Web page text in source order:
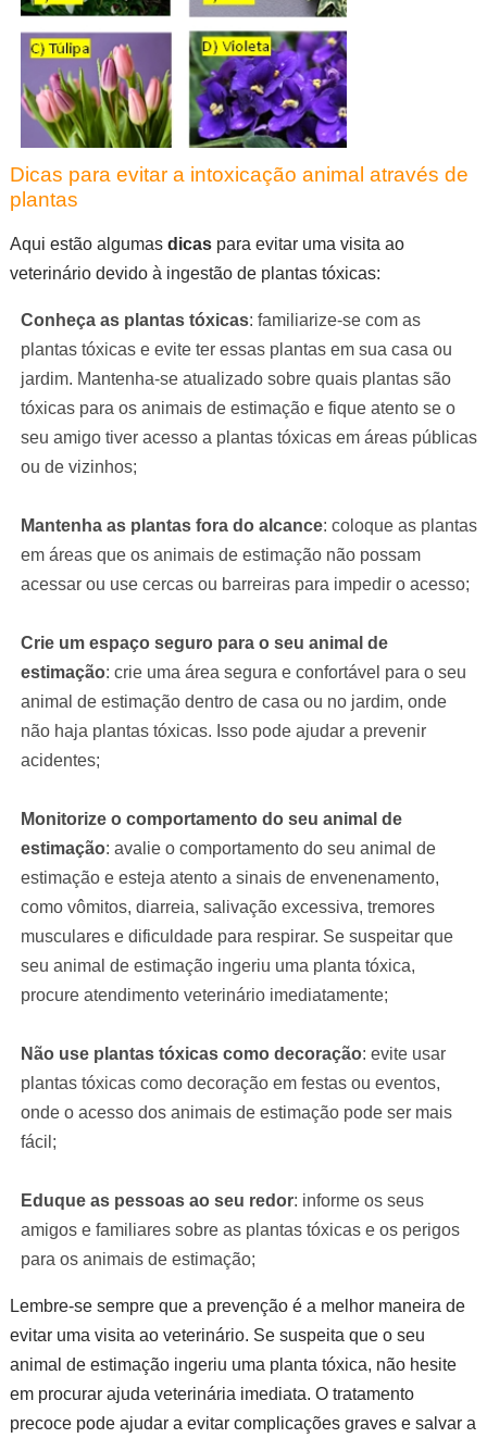
Dicas para evitar a intoxicação animal através de
plantas
Aqui estão algumas dicas para evitar uma visita ao
veterinário devido à ingestão de plantas tóxicas:
Conheça as plantas tóxicas: familiarize-se com as
plantas tóxicas e evite ter essas plantas em sua casa ou
jardim. Mantenha-se atualizado sobre quais plantas são
tóxicas para os animais de estimação e fique atento se o
seu amigo tiver acesso a plantas tóxicas em áreas públicas
ou de vizinhos;
Mantenha as plantas fora do alcance: coloque as plantas
em áreas que os animais de estimação não possam
acessar ou use cercas ou barreiras para impedir o acesso;
Crie um espaço seguro para o seu animal de
estimação: crie uma área segura e confortável para o seu
animal de estimação dentro de casa ou no jardim, onde
não haja plantas tóxicas. Isso pode ajudar a prevenir
acidentes;
Monitorize o comportamento do seu animal de
estimação: avalie o comportamento do seu animal de
estimação e esteja atento a sinais de envenenamento,
como vômitos, diarreia, salivação excessiva, tremores
musculares e dificuldade para respirar. Se suspeitar que
seu animal de estimação ingeriu uma planta tóxica,
procure atendimento veterinário imediatamente;
Não use plantas tóxicas como decoração: evite usar
plantas tóxicas como decoração em festas ou eventos,
onde o acesso dos animais de estimação pode ser mais
fácil;
Eduque as pessoas ao seu redor: informe os seus
amigos e familiares sobre as plantas tóxicas e os perigos
para os animais de estimação;
Lembre-se sempre que a prevenção é a melhor maneira de
evitar uma visita ao veterinário. Se suspeita que o seu
animal de estimação ingeriu uma planta tóxica, não hesite
em procurar ajuda veterinária imediata. O tratamento
precoce pode ajudar a evitar complicações graves e salvar a